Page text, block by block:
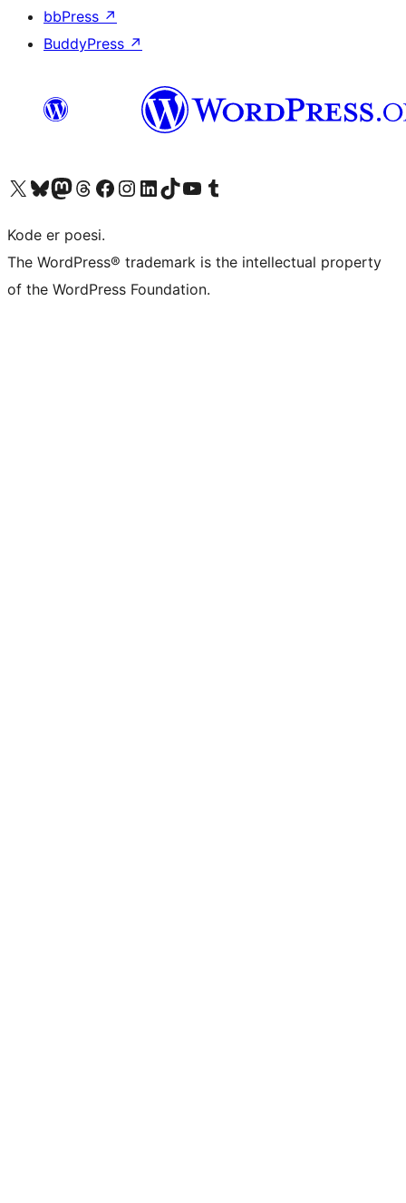
bbPress ↗
BuddyPress ↗
Besøk vår konto på X Visit our Bluesky account
Besøk vår Mastodon-konto
Visit our Threads account
Besøk vår Facebook-sideBesøk vår Instagram-konto
Besøk vår LinkedIn-konto
Visit our TikTok account
Visit our YouTube channel
Visit our Tumblr account
Kode er poesi.
The WordPress® trademark is the intellectual property
of the WordPress Foundation.